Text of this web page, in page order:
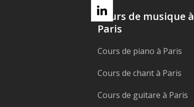
Cours de musique à
Paris
Cours de piano à Paris
Cours de chant à Paris
Cours de guitare à Paris